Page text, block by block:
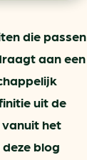
die passen
aan een
uit de
het
blog